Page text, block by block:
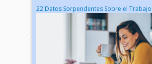
22 Datos Sorpendentes Sobre el